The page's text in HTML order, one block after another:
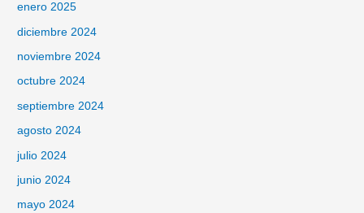
enero 2025
diciembre 2024
noviembre 2024
octubre 2024
septiembre 2024
agosto 2024
julio 2024
junio 2024
mayo 2024